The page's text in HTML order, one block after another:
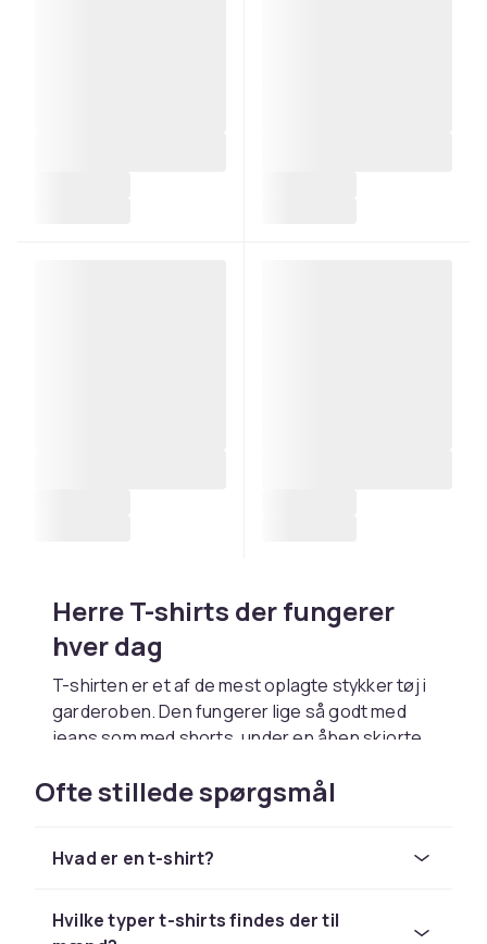
Herre T-shirts der fungerer
hver dag
T-shirten er et af de mest oplagte stykker tøj i
garderoben. Den fungerer lige så godt med
jeans som med shorts, under en åben skjorte
afslappet, men gennemtænkt. Uanset om du
leder efter en klassisk ensfarvet model eller
muligheder, der passer til både stil og hverdag.
Ensfarvede basisvarer og T-
Ofte stillede spørgsmål
Hvad er en t-shirt?
Hvilke typer t-shirts findes der til